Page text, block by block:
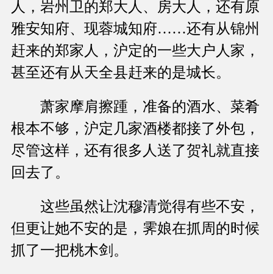
人，岩州卫的郑大人、房大人，还有原
雅安知府、现蓉城知府……还有从锦州
赶来的郑家人，沪定的一些大户人家，
甚至还有从天全县赶来的是城长。
萧家摩肩擦踵，准备的酒水、菜肴
根本不够，沪定几家酒楼都接了外包，
尽管这样，还有很多人送了贺礼就直接
回去了。
这些虽然让沈穆清觉得有些不安，
但更让她不安的是，霁娘在抓周的时候
抓了一把桃木剑。